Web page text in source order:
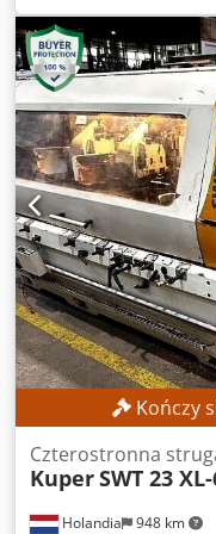
(maks.):6 000 obr./min
TECHNICZNE
robocza: 230 mm
obrotowa wrzeciona:
40 mm Średnica
mm Długość stołu
Wrzeciono dolne: 5,5
kW Moc silnika 3.
Wrzeciono górne: 7,5
Dksdpfx
1 550 x 1 500 mm
Dokumentacja
Kończy
Holandia 948 km
Czterostronna
KuperSWT 23